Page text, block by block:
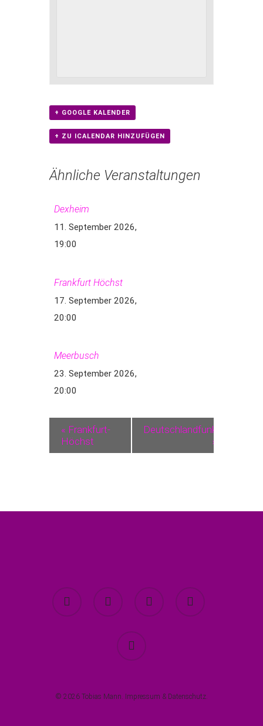
+ GOOGLE KALENDER
+ ZU ICALENDAR HINZUFÜGEN
Ähnliche Veranstaltungen
Dexheim
11. September 2026,
19:00
Frankfurt Höchst
17. September 2026,
20:00
Meerbusch
23. September 2026,
20:00
« Frankfurt-
Höchst
Deutschlandfunk
»
© 2026 Tobias Mann. Impressum & Datenschutz.